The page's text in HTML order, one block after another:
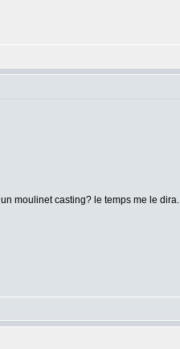
moulinet casting? le temps me le dira.